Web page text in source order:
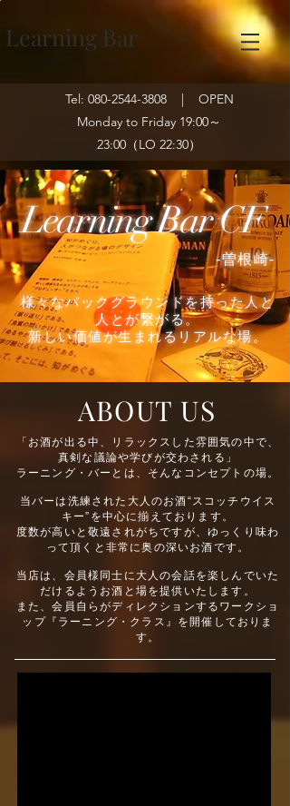
Learning Bar
Tel: 080-2544-3808| OPEN
Monday to Friday 19:00～
23:00（LO 22:30）
-​曽根崎-
様々なバックグラウンドを持った人と
人とが繋がる。
新しい価値が生まれるリアルな場。
Learning BarCF
ABOUT US
「お酒が出る中、リラックスした雰囲気の中で、
真剣な議論や学びが交わされる」
ラーニング・バーとは、そんなコンセプトの場。
当バーは洗練された大人のお酒“スコッチウイス
キー”を中心に揃えております。
度数が高いと敬遠されがちですが、ゆっくり味わ
って頂くと非常に奥の深いお酒です。
当店は、会員様同士に大人の会話を楽しんでいた
だけるようお酒と場を提供いたします。
また、会員自らがディレクションするワークショ
ップ『ラーニング・クラス』を開催 しておりま
す。